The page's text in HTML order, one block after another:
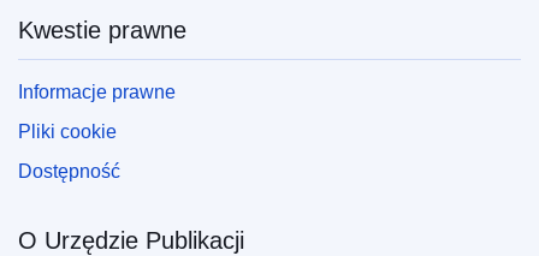
Kwestie prawne
Informacje prawne
Pliki cookie
Dostępność
O Urzędzie Publikacji